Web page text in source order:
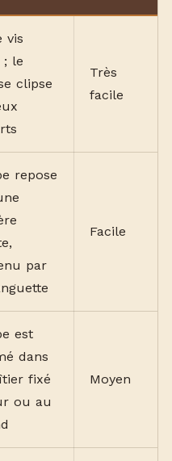
vis
; le
clipse
Très
facile
repose
par
Facile
est
dans
fixé
ou au
Moyen